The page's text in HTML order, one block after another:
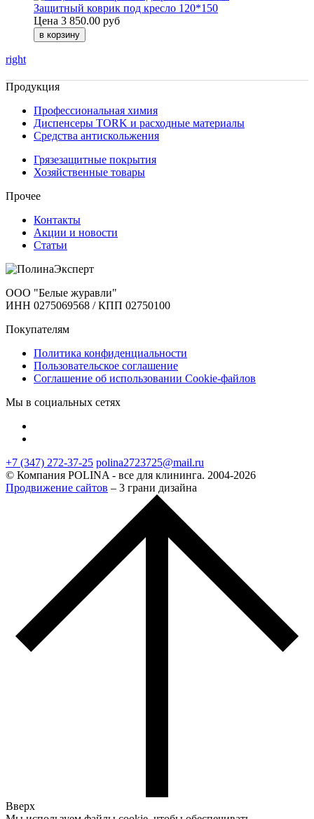
Защитный коврик под кресло 120*150
Цена 3 850.00 руб
right
Продукция
Профессиональная химия
Диспенсеры TORK и расходные материалы
Cредства антискольжения
Грязезащитные покрытия
Хозяйственные товары
Прочее
Контакты
Акции и новости
Статьи
ООО "Белые журавли"
ИНН 0275069568 / КПП 02750100
Покупателям
Политика конфиденциальности
Пользовательское соглашение
Соглашение об использовании Cookie-файлов
Мы в социальных сетях
+7 (347) 272-37-25 polina2723725@mail.ru
© Компания POLINA - все для клининга. 2004-2026
Продвижение сайтов – 3 грани дизайна
Вверх